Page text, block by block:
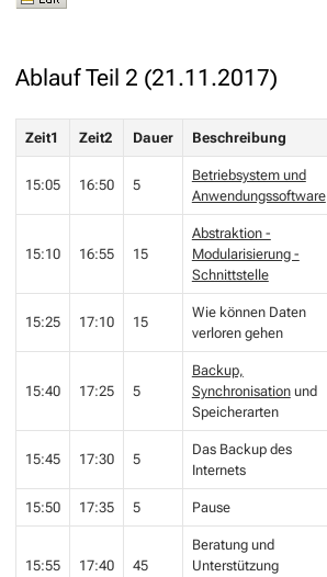
Ablauf Teil 2 (21.11.2017)
Zeit1 Zeit2 Dauer Beschreibung
15:05 16:50 5
Betriebsystem und
Anwendungssoftware
15:10 16:55 15
Abstraktion -
Modularisierung -
Schnittstelle
15:25 17:10 15
Wie können Daten
verloren gehen
15:40 17:25 5
Backup,
Synchronisationund
Speicherarten
15:45 17:30 5
Das Backup des
Internets
15:50 17:35 5 Pause
15:55 17:40 45
Beratung und
Unterstützung